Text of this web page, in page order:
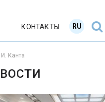
КОНТАКТЫ EN
RU
Канта